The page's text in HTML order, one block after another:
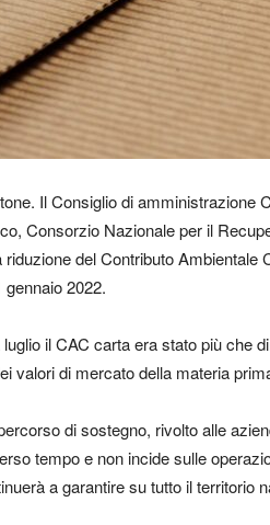
Il Consiglio di amministrazione
Consorzio Nazionale per il
del Contributo Ambientale
2022.
il CAC carta era stato più che
valori di mercato della materia
di sostegno, rivolto alle
tempo e non incide sulle
a garantire su tutto il territorio